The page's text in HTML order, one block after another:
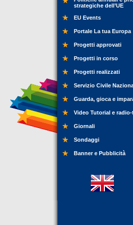
strategiche dell’UE
EU Events
Portale La tua Europa
Progetti approvati
Progetti in corso
Progetti realizzati
Servizio Civile
Guarda, gioca e
Video Tutorial e
Giornali
Sondaggi
Banner e Pubblicità